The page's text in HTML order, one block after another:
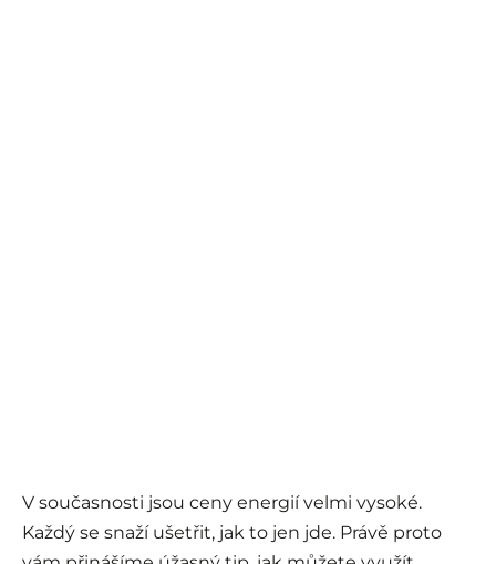
V současnosti jsou ceny energií velmi vysoké.
Každý se snaží ušetřit, jak to jen jde. Právě proto